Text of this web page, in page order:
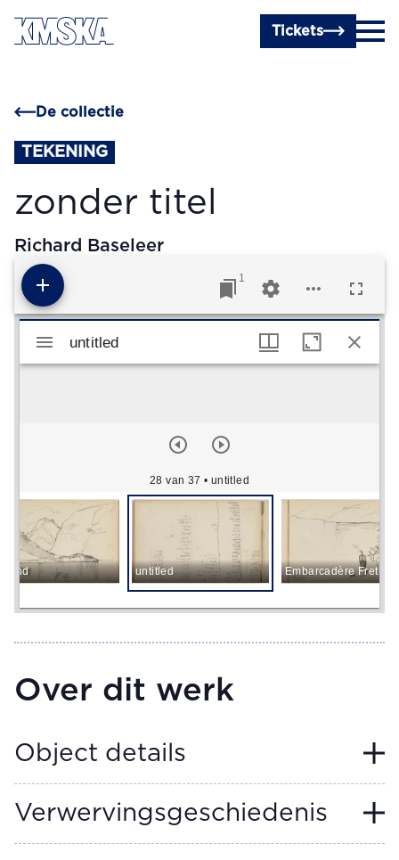
Ga naar hoofdinhoud
Tickets
De collectie
TEKENING
zonder titel
Richard Baseleer
1
Mirador viewer
untitled
28 van 37 • untitled
untitled
untitled
Over dit werk
Object details
Verwervingsgeschiedenis